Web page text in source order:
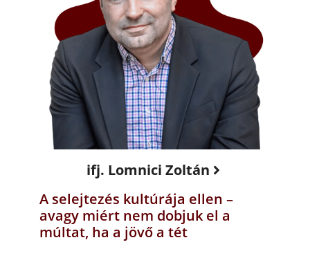
ifj. Lomnici Zoltán
A selejtezés kultúrája ellen –
avagy miért nem dobjuk el a
múltat, ha a jövő a tét